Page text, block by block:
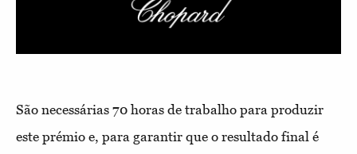
São necessárias 70 horas de trabalho para produzir
este prémio e, para garantir que o resultado final é